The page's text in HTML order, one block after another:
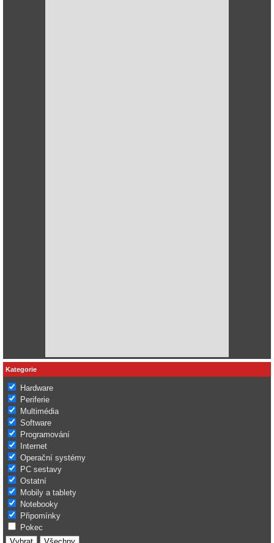
Kategorie
Hardware
Periferie
Multimédia
Software
Programování
Internet
Operační systémy
PC sestavy
Ostatní
Mobily a tablety
Notebooky
Připomínky
Pokec